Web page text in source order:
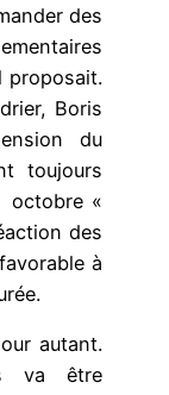
des
proposait.
Boris
du
toujours
octobre «
des
à
autant.
va être